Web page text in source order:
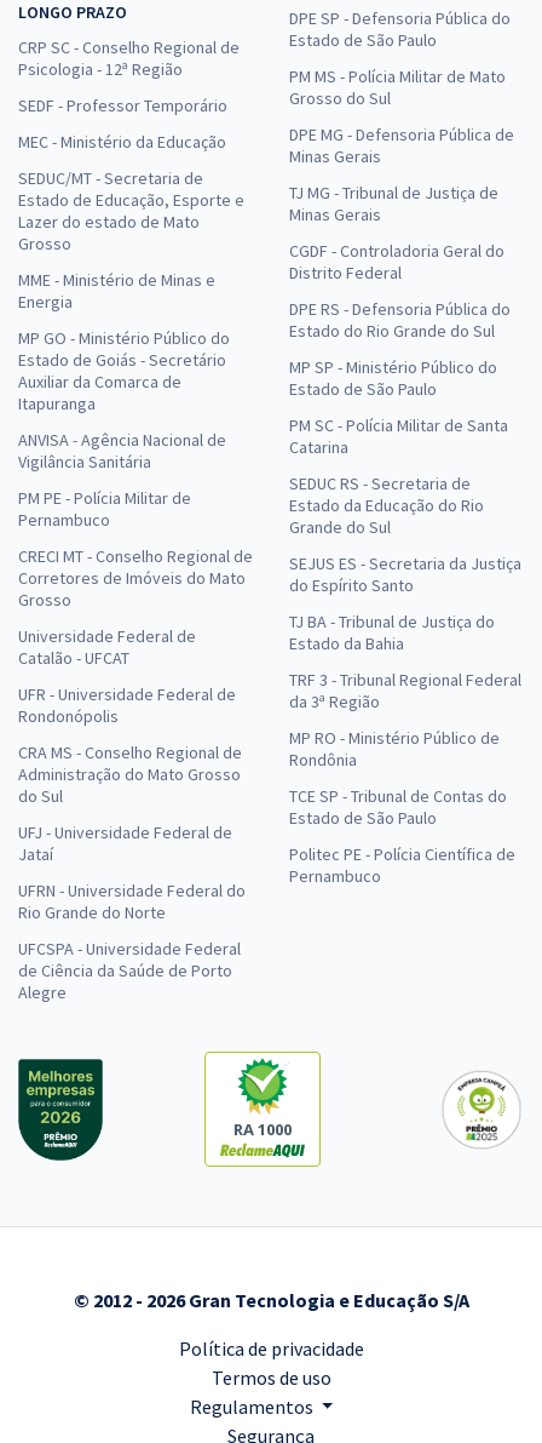
LONGO PRAZO
CRP SC - Conselho Regional de
Psicologia - 12ª Região
SEDF - Professor Temporário
MEC - Ministério da Educação
SEDUC/MT - Secretaria de
Estado de Educação, Esporte e
Lazer do estado de Mato
Grosso
MME - Ministério de Minas e
Energia
MP GO - Ministério Público do
Estado de Goiás - Secretário
Auxiliar da Comarca de
Itapuranga
ANVISA - Agência Nacional de
Vigilância Sanitária
PM PE - Polícia Militar de
Pernambuco
CRECI MT - Conselho Regional de
Corretores de Imóveis do Mato
Grosso
Universidade Federal de
Catalão - UFCAT
UFR - Universidade Federal de
Rondonópolis
CRA MS - Conselho Regional de
Administração do Mato Grosso
do Sul
UFJ - Universidade Federal de
Jataí
UFRN - Universidade Federal do
Rio Grande do Norte
UFCSPA - Universidade Federal
de Ciência da Saúde de Porto
Alegre
DPE SP - Defensoria Pública do
Estado de São Paulo
PM MS - Polícia Militar de Mato
Grosso do Sul
DPE MG - Defensoria Pública de
Minas Gerais
TJ MG - Tribunal de Justiça de
Minas Gerais
CGDF - Controladoria Geral do
Distrito Federal
DPE RS - Defensoria Pública do
Estado do Rio Grande do Sul
MP SP - Ministério Público do
Estado de São Paulo
PM SC - Polícia Militar de Santa
Catarina
SEDUC RS - Secretaria de
Estado da Educação do Rio
Grande do Sul
SEJUS ES - Secretaria da Justiça
do Espírito Santo
TJ BA - Tribunal de Justiça do
Estado da Bahia
TRF 3 - Tribunal Regional Federal
da 3ª Região
MP RO - Ministério Público de
Rondônia
TCE SP - Tribunal de Contas do
Estado de São Paulo
Politec PE - Polícia Científica de
Pernambuco
RA 1000
© 2012 - 2026 Gran Tecnologia e Educação S/A
Política de privacidade
Termos de uso
Regulamentos
Segurança